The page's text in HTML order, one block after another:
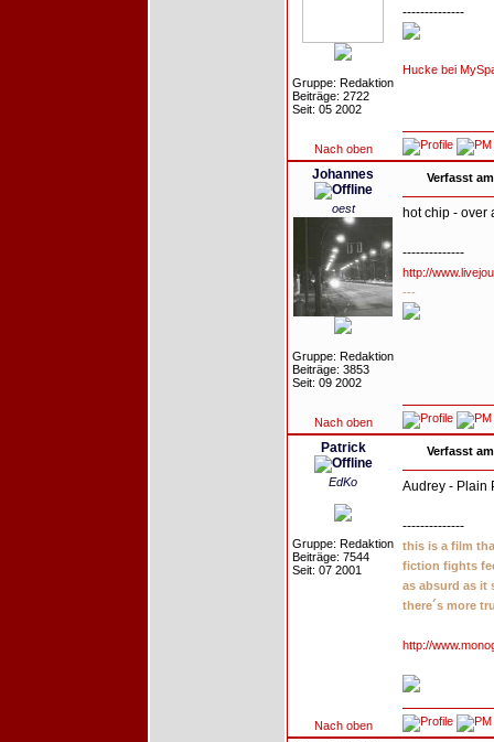
Gruppe: Redaktion
Beiträge: 2722
Seit: 05 2002
--------------
Hucke bei
Nach oben
Johannes
oest
Gruppe: Redaktion
Beiträge: 3853
Seit: 09 2002
Verfasst
hot chip - over
--------------
http://
---
Nach oben
Patrick
EdKo
Gruppe: Redaktion
Beiträge: 7544
Seit: 07 2001
Verfasst
Audrey - Plain
--------------
this is a film
fiction fights
as absurd as it
there´s more
http://
Nach oben